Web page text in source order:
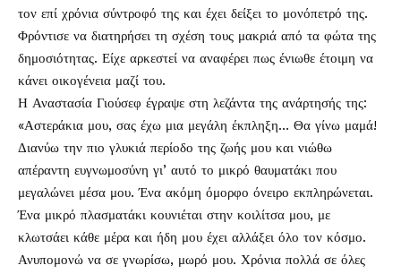
τον επί χρόνια σύντροφό της και έχει δείξει το μονόπετρό της.
Φρόντισε να διατηρήσει τη σχέση τους μακριά από τα φώτα της
δημοσιότητας. Είχε αρκεστεί να αναφέρει πως ένιωθε έτοιμη να
κάνει οικογένεια μαζί του.
Η Αναστασία Γιούσεφ έγραψε στη λεζάντα της ανάρτησής της:
«Αστεράκια μου, σας έχω μια μεγάλη έκπληξη… Θα γίνω μαμά!
Διανύω την πιο γλυκιά περίοδο της ζωής μου και νιώθω
απέραντη ευγνωμοσύνη γι’ αυτό το μικρό θαυματάκι που
μεγαλώνει μέσα μου. Ένα ακόμη όμορφο όνειρο εκπληρώνεται.
Ένα μικρό πλασματάκι κουνιέται στην κοιλίτσα μου, με
κλωτσάει κάθε μέρα και ήδη μου έχει αλλάξει όλο τον κόσμο.
Ανυπομονώ να σε γνωρίσω, μωρό μου. Χρόνια πολλά σε όλες